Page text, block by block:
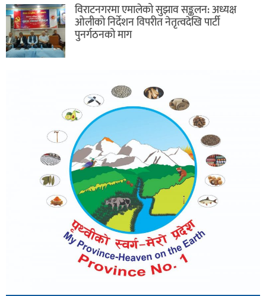
विराटनगरमा एमालेको सुझाव सङ्कलन: अध्यक्ष
ओलीको निर्देशन विपरीत नेतृत्वदेखि पार्टी
पुनर्गठनको माग